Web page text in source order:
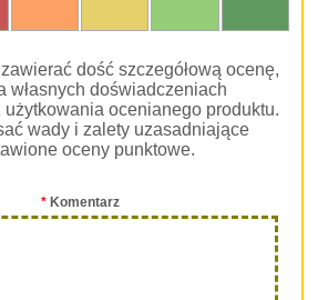
dość szczegółową ocenę,
własnych doświadczeniach
ocenianego produktu.
wady i zalety uzasadniające
oceny punktowe.
*Komentarz